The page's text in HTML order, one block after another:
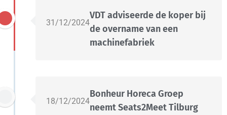
31/12/2024
VDT adviseerde de koper bij
de overname van een
machinefabriek
18/12/2024
Bonheur Horeca Groep
neemt Seats2Meet Tilburg